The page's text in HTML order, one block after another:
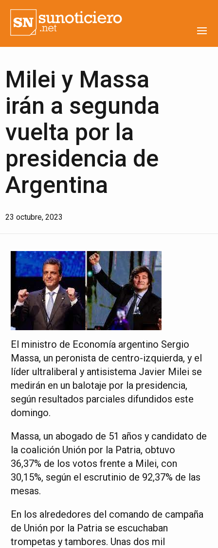
Milei y Massa
irán a segunda
vuelta por la
presidencia de
Argentina
23 octubre, 2023
El ministro de Economía argentino Sergio
Massa, un peronista de centro-izquierda, y el
líder ultraliberal y antisistema Javier Milei se
medirán en un balotaje por la presidencia,
según resultados parciales difundidos este
domingo.
Massa, un abogado de 51 años y candidato de
la coalición Unión por la Patria, obtuvo
36,37% de los votos frente a Milei, con
30,15%, según el escrutinio de 92,37% de las
mesas.
En los alrededores del comando de campaña
de Unión por la Patria se escuchaban
trompetas y tambores. Unas dos mil